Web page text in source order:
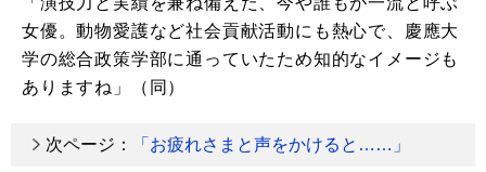
女優。動物愛護など社会貢献活動にも熱心で、慶應大
学の総合政策学部に通っていたため知的なイメージも
ありますね」（同）
次ページ： 「お疲れさまと声をかけると……」